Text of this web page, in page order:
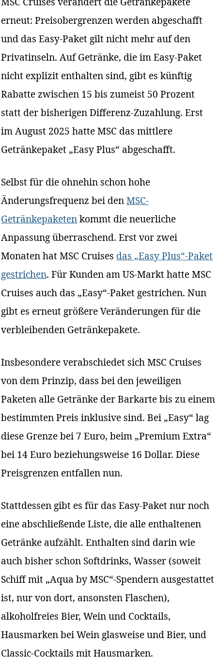
erneut: Preisobergrenzen werden abgeschafft
und das Easy-Paket gilt nicht mehr auf den
Privatinseln. Auf Getränke, die im Easy-Paket
nicht explizit enthalten sind, gibt es künftig
Rabatte zwischen 15 bis zumeist 50 Prozent
statt der bisherigen Differenz-Zuzahlung. Erst
im August 2025 hatte MSC das mittlere
Getränkepaket „Easy Plus“ abgeschafft.
Selbst für die ohnehin schon hohe
Änderungsfrequenz bei denMSC-
Getränkepaketenkommt die neuerliche
Anpassung überraschend. Erst vor zwei
Monaten hat MSC Cruises das „Easy Plus“-Paket
gestrichen. Für Kunden am US-Markt hatte MSC
Cruises auch das „Easy“-Paket gestrichen. Nun
gibt es erneut größere Veränderungen für die
verbleibenden Getränkepakete.
Insbesondere verabschiedet sich MSC Cruises
von dem Prinzip, dass bei den jeweiligen
Paketen alle Getränke der Barkarte bis zu einem
bestimmten Preis inklusive sind. Bei „Easy“ lag
diese Grenze bei 7 Euro, beim „Premium Extra“
bei 14 Euro beziehungsweise 16 Dollar. Diese
Preisgrenzen entfallen nun.
Stattdessen gibt es für das Easy-Paket nur noch
eine abschließende Liste, die alle enthaltenen
Getränke aufzählt. Enthalten sind darin wie
auch bisher schon Softdrinks, Wasser (soweit
Schiff mit „Aqua by MSC“-Spendern ausgestattet
ist, nur von dort, ansonsten Flaschen),
alkoholfreies Bier, Wein und Cocktails,
Hausmarken bei Wein glasweise und Bier, und
Classic-Cocktails mit Hausmarken.